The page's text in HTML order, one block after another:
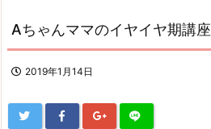
Aちゃんママのイヤイヤ期講座
2019年1月14日